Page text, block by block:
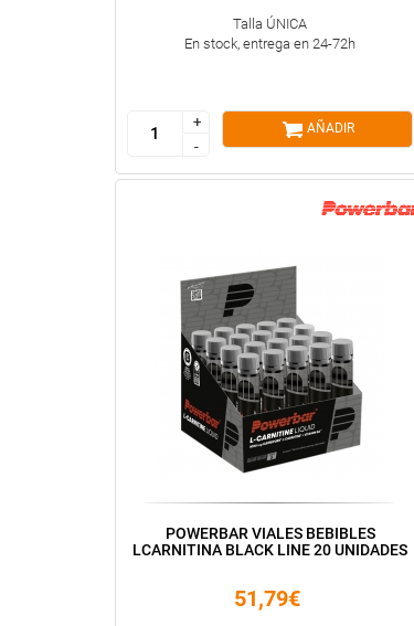
Talla ÚNICA
En stock, entrega en 24-72h
+
-
+
-
AÑADIR
POWERBAR VIALES BEBIBLES
LCARNITINA BLACK LINE 20 UNIDADES
51,79€